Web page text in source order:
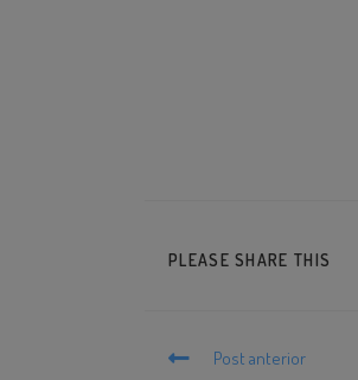
PLEASE SHARE THIS
Post anterior